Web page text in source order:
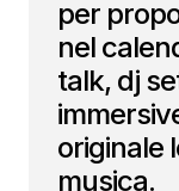
per
nel
talk, dj
originale
musica.